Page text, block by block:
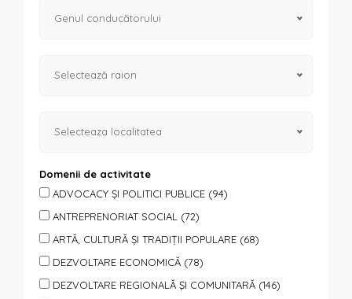
Genul conducătorului
Selectează raion
Selecteaza localitatea
Domenii de activitate
ADVOCACY ȘI POLITICI PUBLICE (94)
ANTREPRENORIAT SOCIAL (72)
ARTĂ, CULTURĂ ȘI TRADIȚII POPULARE (68)
DEZVOLTARE ECONOMICĂ (78)
DEZVOLTARE REGIONALĂ ŞI COMUNITARĂ (146)